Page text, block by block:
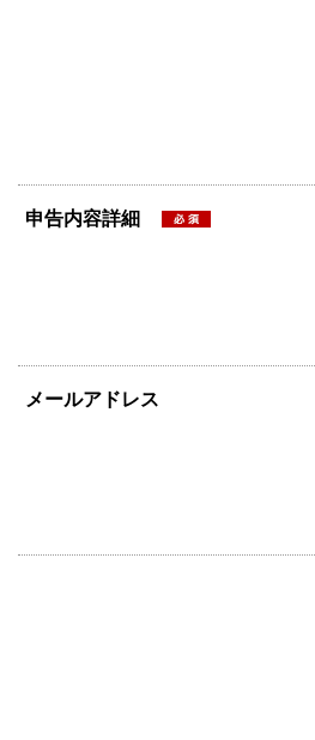
申告内容詳細
メールアドレス